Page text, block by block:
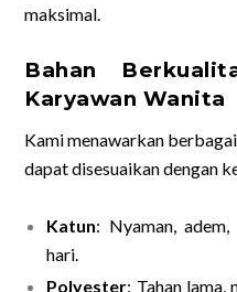
maksimal.
Bahan
Karyawan Wanita
Kami menawarkan
dapat disesuaikan dengan
Katun: Nyaman,
hari.
Polyester: Tahan lama,